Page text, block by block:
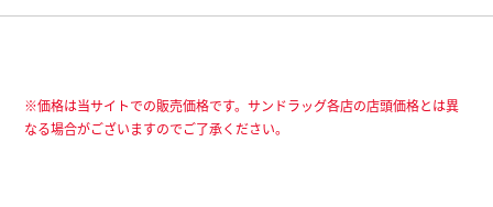
※価格は当サイトでの販売価格です。サンドラッグ各店の店頭価格とは異
なる場合がございますのでご了承ください。